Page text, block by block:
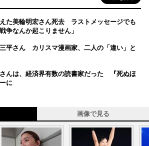
た美輪明宏さん死去 ラストメッセージでも
なんか起こりません」
平さん カリスマ漫画家、二人の「違い」と
んは、経済界有数の読書家だった 『死ぬほ
に
画像で見る